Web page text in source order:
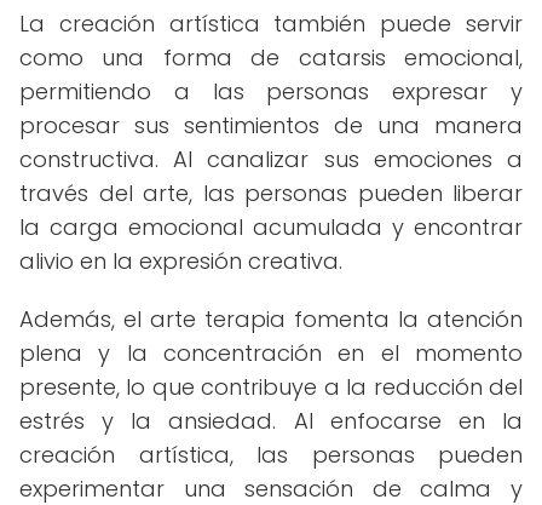
La creación artística también puede servir
como una forma de catarsis emocional,
permitiendo a las personas expresar y
procesar sus sentimientos de una manera
constructiva. Al canalizar sus emociones a
través del arte, las personas pueden liberar
la carga emocional acumulada y encontrar
alivio en la expresión creativa.
Además, el arte terapia fomenta la atención
plena y la concentración en el momento
presente, lo que contribuye a la reducción del
estrés y la ansiedad. Al enfocarse en la
creación artística, las personas pueden
experimentar una sensación de calma y